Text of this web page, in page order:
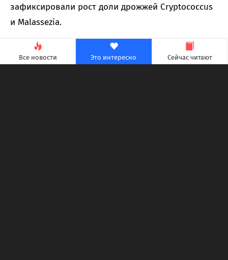
Все новости Это интересно Сейчас читают
зафиксировали рост доли дрожжей Cryptococcus
и Malassezia.